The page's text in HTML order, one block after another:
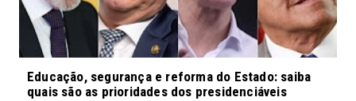
Educação, segurança e reforma do Estado: saiba
quais são as prioridades dos presidenciáveis